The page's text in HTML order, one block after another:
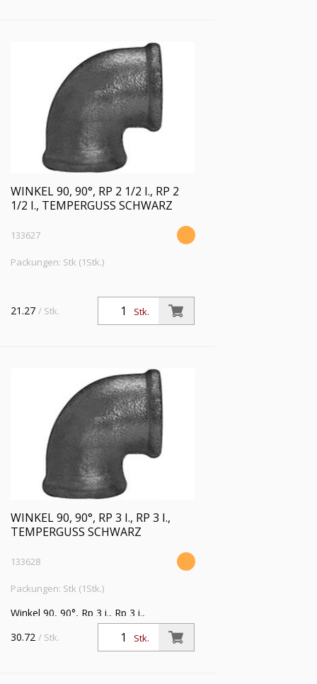
WINKEL 90, 90°, RP 2 1/2 I., RP 2
1/2 I., TEMPERGUSS SCHWARZ
133627
Packungen: Stk (1Stk.)
Stk.
21.27 / Stk.
WINKEL 90, 90°, RP 3 I., RP 3 I.,
TEMPERGUSS SCHWARZ
133628
Packungen: Stk (1Stk.)
Winkel 90, 90°, Rp 3 i., Rp 3 i.,
Temperguss schwarz,
Betriebstemperatur -20 °C bis 300 °C,
Stk.
30.72 / Stk.